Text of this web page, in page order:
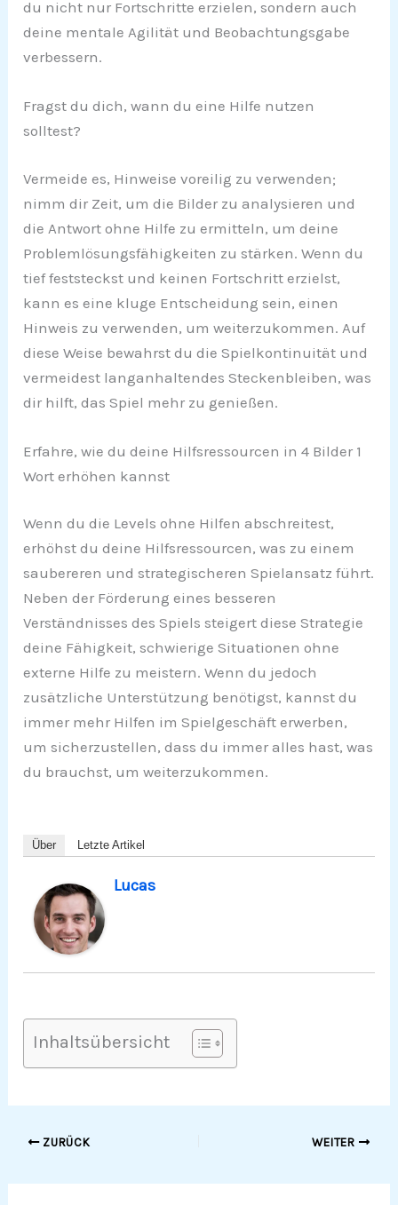
du nicht nur Fortschritte erzielen, sondern auch
deine mentale Agilität und Beobachtungsgabe
verbessern.
Fragst du dich, wann du eine Hilfe nutzen
solltest?
Vermeide es, Hinweise voreilig zu verwenden;
nimm dir Zeit, um die Bilder zu analysieren und
die Antwort ohne Hilfe zu ermitteln, um deine
Problemlösungsfähigkeiten zu stärken. Wenn du
tief feststeckst und keinen Fortschritt erzielst,
kann es eine kluge Entscheidung sein, einen
Hinweis zu verwenden, um weiterzukommen. Auf
diese Weise bewahrst du die Spielkontinuität und
vermeidest langanhaltendes Steckenbleiben, was
dir hilft, das Spiel mehr zu genießen.
Erfahre, wie du deine Hilfsressourcen in 4 Bilder 1
Wort erhöhen kannst
Wenn du die Levels ohne Hilfen abschreitest,
erhöhst du deine Hilfsressourcen, was zu einem
saubereren und strategischeren Spielansatz führt.
Neben der Förderung eines besseren
Verständnisses des Spiels steigert diese Strategie
deine Fähigkeit, schwierige Situationen ohne
externe Hilfe zu meistern. Wenn du jedoch
zusätzliche Unterstützung benötigst, kannst du
immer mehr Hilfen im Spielgeschäft erwerben,
um sicherzustellen, dass du immer alles hast, was
du brauchst, um weiterzukommen.
Über Letzte Artikel
Lucas
Inhaltsübersicht
ZURÜCK WEITER